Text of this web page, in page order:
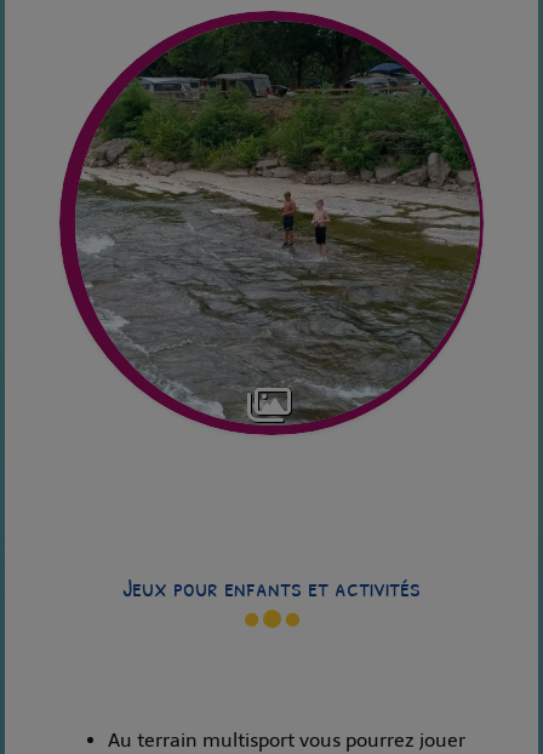
Jeux pour enfants et activités
Au terrain multisport vous pourrez jouer